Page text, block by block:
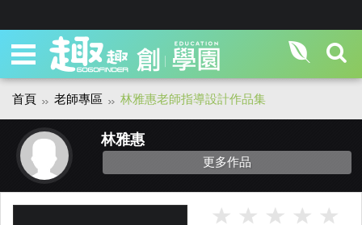
首頁 老師專區 林雅惠老師指導設計作品集
林雅惠
更多作品